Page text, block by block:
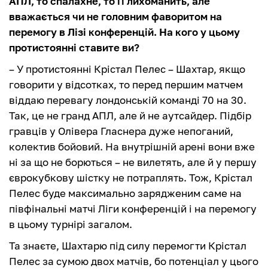
вважається чи не головним фаворитом на
перемогу в Лізі конференцій. На кого у цьому
протистоянні ставите ви?
– У протистоянні Крістал Пелес – Шахтар, якщо
говорити у відсотках, то перед першим матчем
віддаю перевагу лондонській команді 70 на 30.
Так, це не гранд АПЛ, але й не аутсайдер. Підбір
гравців у Олівера Гласнера дуже непоганий,
колектив бойовий. На внутрішній арені вони вже
ні за що не борються – не вилетять, але й у першу
єврокубкову шістку не потраплять. Тож, Крістал
Пелес буде максимально зарядженим саме на
півфінальні матчі Ліги конференцій і на перемогу
в цьому турнірі загалом.
Та знаєте, Шахтарю під силу перемогти Крістал
Пелес за сумою двох матчів, бо потенціал у цього